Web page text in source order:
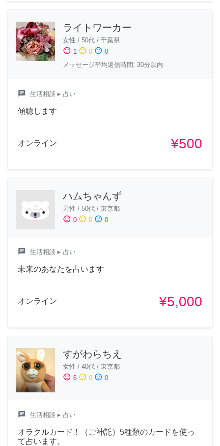
ライトワーカー
女性 / 50代 / 千葉県
sentiment_satisfied 1 sentiment_neutral 0 sentiment_dissatisfied 0
メッセージ平均返信時間: 30分以内
chat 生活相談 ▸ 占い
傾聴します
オンライン ¥500
ハムちゃんず
男性 / 50代 / 東京都
sentiment_satisfied 0 sentiment_neutral 0 sentiment_dissatisfied 0
chat 生活相談 ▸ 占い
未来のあなたを占います
オンライン ¥5,000
すがわらちえ
女性 / 40代 / 東京都
sentiment_satisfied 6 sentiment_neutral 0 sentiment_dissatisfied 0
chat 生活相談 ▸ 占い
オラクルカード！（ご神託）5種類のカードを使っ
て占います。